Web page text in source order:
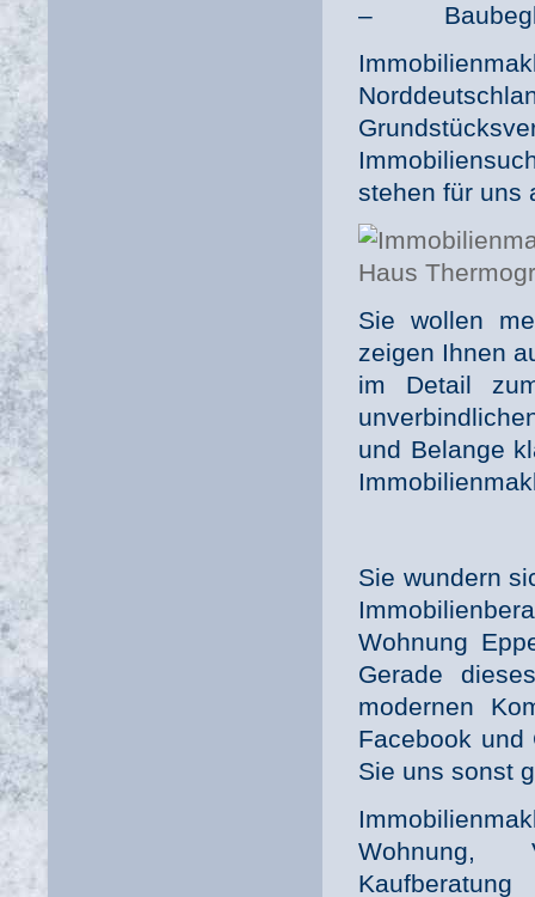
–
stehen für uns
Sie wollen
zeigen Ihnen
im Detail
und Belange
Sie wundern
Wohnung
Gerade
modernen
Facebook und
Sie uns sonst
Wohnung,
Kaufberatung